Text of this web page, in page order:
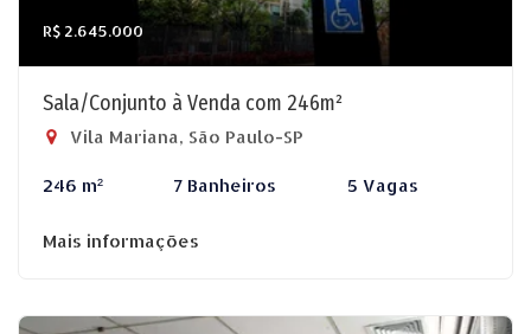
R$ 2.645.000
Sala/Conjunto à Venda com 246m²
Vila Mariana, São Paulo-SP
246 m² 7 Banheiros 5 Vagas
Mais informações